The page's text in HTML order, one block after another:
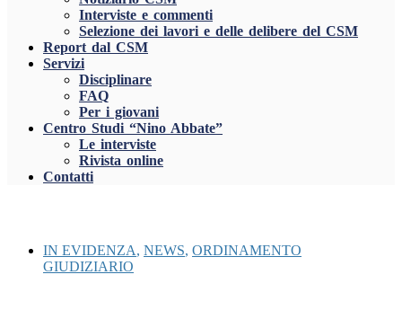
Interviste e commenti
Selezione dei lavori e delle delibere del CSM
Report dal CSM
Servizi
Disciplinare
FAQ
Per i giovani
Centro Studi “Nino Abbate”
Le interviste
Rivista online
Contatti
IN EVIDENZA, NEWS, ORDINAMENTO
GIUDIZIARIO